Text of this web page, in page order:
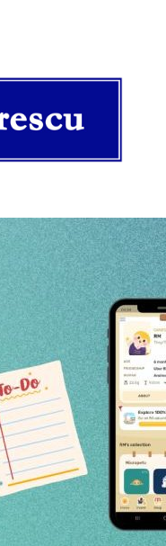
MH Themes